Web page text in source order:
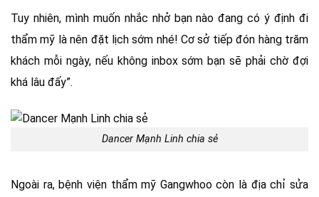
Tuy nhiên, mình muốn nhắc nhở bạn nào đang có ý định đi
thẩm mỹ là nên đặt lịch sớm nhé! Cơ sở tiếp đón hàng trăm
khách mỗi ngày, nếu không inbox sớm bạn sẽ phải chờ đợi
khá lâu đấy”.
Dancer Mạnh Linh chia sẻ
Ngoài ra, bệnh viện thẩm mỹ Gangwhoo còn là địa chỉ sửa